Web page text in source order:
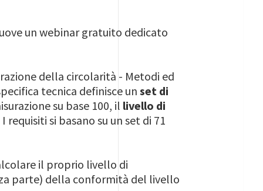
un webinar gratuito dedicato
della circolarità - Metodi ed
tecnica definisce unset di
su base 100, il livello di
si basano su un set di 71
il proprio livello di
parte) della conformità del livello